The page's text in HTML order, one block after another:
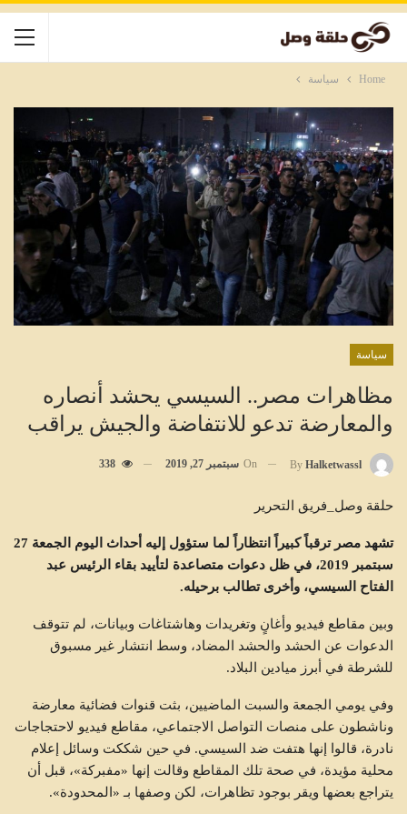
Home سياسة
سياسة
مظاهرات مصر.. السيسي يحشد أنصاره
والمعارضة تدعو للانتفاضة والجيش يراقب
By Halketwassl
On سبتمبر 27, 2019 338
حلقة وصل_فريق التحرير
تشهد مصر ترقباً كبيراً انتظاراً لما ستؤول إليه أحداث اليوم الجمعة 27
سبتمبر 2019، في ظل دعوات متصاعدة لتأييد بقاء الرئيس عبد
الفتاح السيسي، وأخرى تطالب برحيله.
وبين مقاطع فيديو وأغانٍ وتغريدات وهاشتاغات وبيانات، لم تتوقف
الدعوات عن الحشد والحشد المضاد، وسط انتشار غير مسبوق
للشرطة في أبرز ميادين البلاد.
وفي يومي الجمعة والسبت الماضيين، بثت قنوات فضائية معارضة
وناشطون على منصات التواصل الاجتماعي، مقاطع فيديو لاحتجاجات
نادرة، قالوا إنها هتفت ضد السيسي. في حين شككت وسائل إعلام
محلية مؤيدة، في صحة تلك المقاطع وقالت إنها «مفبركة»، قبل أن
يتراجع بعضها ويقر بوجود تظاهرات، لكن وصفها بـ «المحدودة».